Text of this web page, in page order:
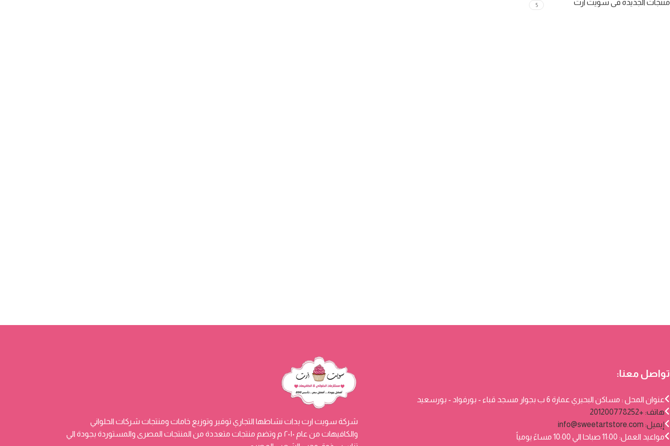
منتجات الجديدة فى سويت ارت 5
شركة سويت ارت بدات نشاطها التجاري توفير وتوزيع خامات ومنتجات شركات الحلواني
والكافيهات من عام ٢٠١٠ م وتضم منتجات متعددة من المنتجات المصرى والمستوردة بجودة الي
تواصل معنا:
عنوان المحل : مساكن البحيري عمارة 6 ب بجوار مسجد قباء - بورفواد - بورسعيد
هاتف: +201200778252
إيميل: info@sweetartstore.com
مواعيد العمل: 11:00 صباحا الي 10:00 مساءً يومياً